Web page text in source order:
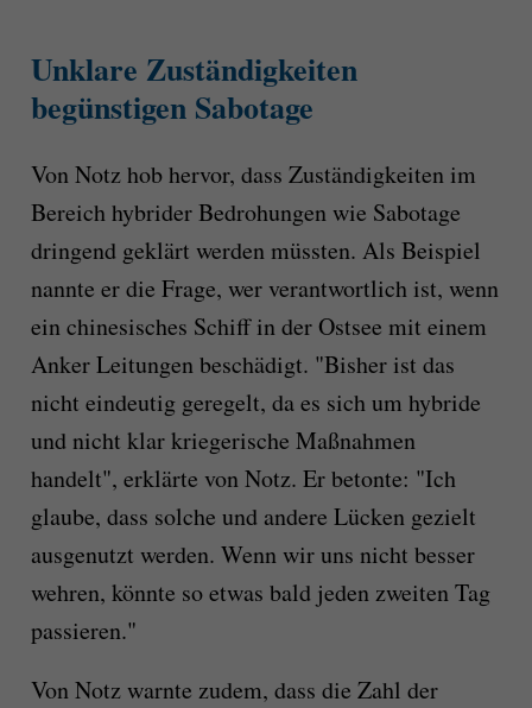
Unklare Zuständigkeiten
begünstigen Sabotage
Von Notz hob hervor, dass Zuständigkeiten im
Bereich hybrider Bedrohungen wie Sabotage
dringend geklärt werden müssten. Als Beispiel
nannte er die Frage, wer verantwortlich ist, wenn
ein chinesisches Schiff in der Ostsee mit einem
Anker Leitungen beschädigt. "Bisher ist das
nicht eindeutig geregelt, da es sich um hybride
und nicht klar kriegerische Maßnahmen
handelt", erklärte von Notz. Er betonte: "Ich
glaube, dass solche und andere Lücken gezielt
ausgenutzt werden. Wenn wir uns nicht besser
wehren, könnte so etwas bald jeden zweiten Tag
passieren."
Von Notz warnte zudem, dass die Zahl der